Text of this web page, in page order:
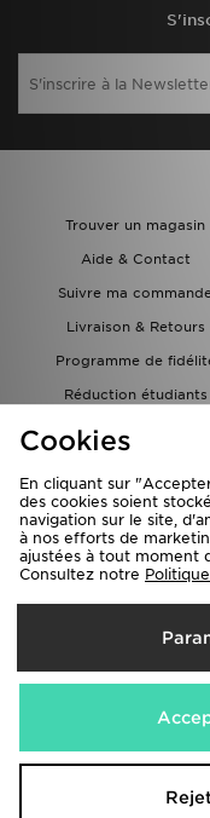
Trouver un magasin
Aide & Contact
Suivre ma
Livraison & Retours
Programme de
Réduction étudiants
Carte Cadeau
Nous acceptons
Visitez
Télécharge l'Appli
Cookies
En cliquant sur
des cookies soient
navigation sur le site,
à nos efforts de
ajustées à tout moment
Consultez notre